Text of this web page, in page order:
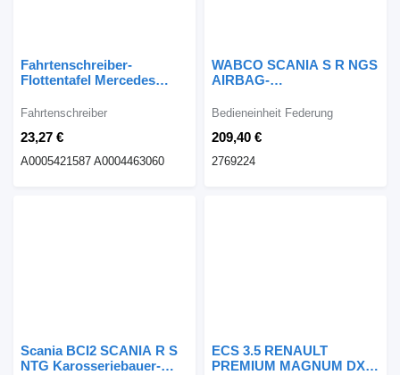
Fahrtenschreiber-
Flottentafel Mercedes
23,27 €
Fahrtenschreiber
A0005421587 A0004463060
WABCO SCANIA S R NGS
AIRBAG-
2769224 Bedieneinheit
NGS LKW
209,40 €
Bedieneinheit Federung
2769224
Scania BCI2 SCANIA R S
NTG Karosseriebauer-
ECS 3.5 RENAULT
PREMIUM MAGNUM DXI